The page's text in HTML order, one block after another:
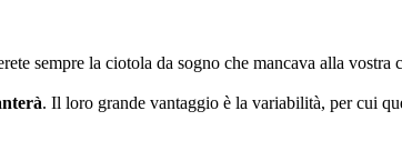
sempre la ciotola da sogno che mancava alla vostra
. Il loro grande vantaggio è la variabilità, per cui